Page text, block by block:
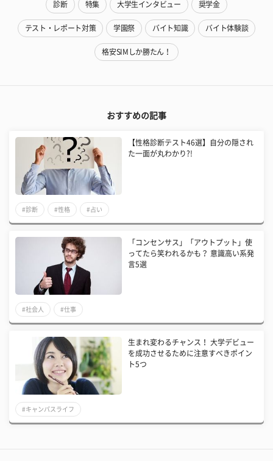
診断 特集 大学生インタビュー 奨学金
テスト・レポート対策 学園祭 バイト知識 バイト体験談
格安SIMしか勝たん！
おすすめの記事
【性格診断テスト46選】自分の隠され
た一面が丸わかり?!
#診断 #性格 #占い
「コンセンサス」「アウトプット」使
ってたら笑われるかも？ 意識高い系発
言5選
#社会人 #仕事
生まれ変わるチャンス！ 大学デビュー
を成功させるために注意すべきポイン
ト5つ
#キャンパスライフ